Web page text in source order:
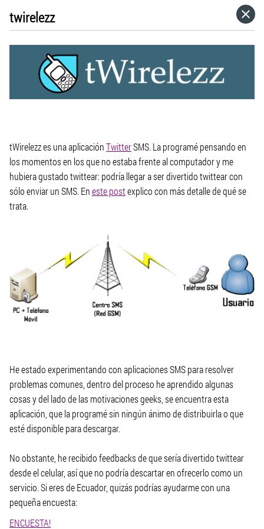
twirelezz
tWirelezz es una aplicaciónTwitterSMS. La programé pensando en
los momentos en los que no estaba frente al computador y me
hubiera gustado twittear: podría llegar a ser divertido twittear con
sólo enviar un SMS. Eneste postexplico con más detalle de qué se
trata.
He estado experimentando con aplicaciones SMS para resolver
problemas comunes, dentro del proceso he aprendido algunas
cosas y del lado de las motivaciones geeks, se encuentra esta
aplicación, que la programé sin ningún ánimo de distribuirla o que
esté disponible para descargar.
No obstante, he recibido feedbacks de que sería divertido twittear
desde el celular, así que no podría descartar en ofrecerlo como un
servicio. Si eres de Ecuador, quizás podrías ayudarme con una
pequeña encuesta:
ENCUESTA!
CATEGORÍAS
IR A